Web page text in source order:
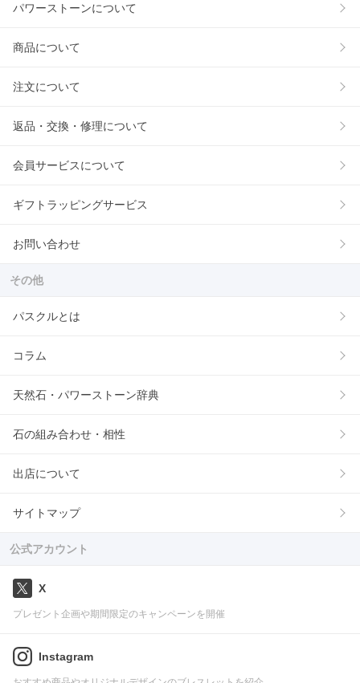
パワーストーンについて
商品について
注文について
返品・交換・修理について
会員サービスについて
ギフトラッピングサービス
お問い合わせ
その他
パスクルとは
コラム
天然石・パワーストーン辞典
石の組み合わせ・相性
出店について
サイトマップ
公式アカウント
X
プレゼント企画や期間限定のキャンペーンを開催
Instagram